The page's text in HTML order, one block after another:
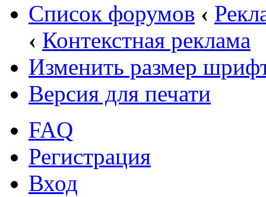
Список форумов ‹
‹ Контекстная реклама
Изменить размер
Версия для печати
FAQ
Регистрация
Вход